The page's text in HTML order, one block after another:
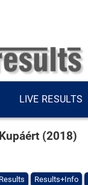
LIVE RESULTS
(2018)
Results Results+Info